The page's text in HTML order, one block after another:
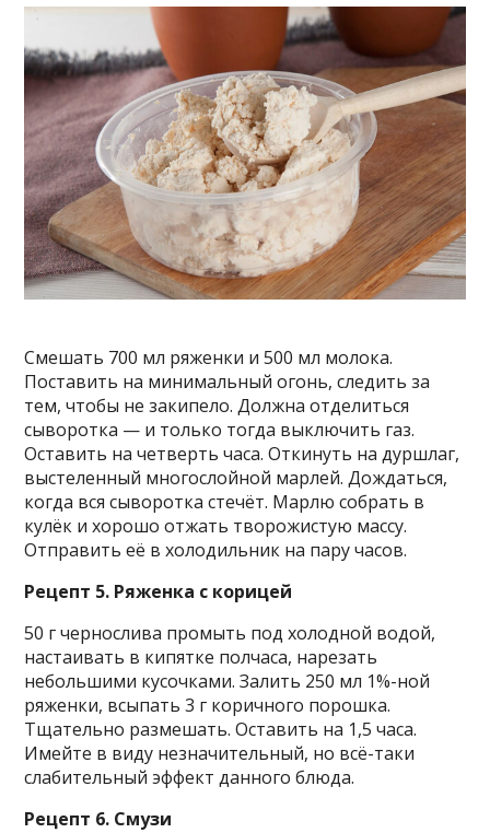
Смешать 700 мл ряженки и 500 мл молока.
Поставить на минимальный огонь, следить за
тем, чтобы не закипело. Должна отделиться
сыворотка — и только тогда выключить газ.
Оставить на четверть часа. Откинуть на дуршлаг,
выстеленный многослойной марлей. Дождаться,
когда вся сыворотка стечёт. Марлю собрать в
кулёк и хорошо отжать творожистую массу.
Отправить её в холодильник на пару часов.
Рецепт 5. Ряженка с корицей
50 г чернослива промыть под холодной водой,
настаивать в кипятке полчаса, нарезать
небольшими кусочками. Залить 250 мл 1%-ной
ряженки, всыпать 3 г коричного порошка.
Тщательно размешать. Оставить на 1,5 часа.
Имейте в виду незначительный, но всё-таки
слабительный эффект данного блюда.
Рецепт 6. Смузи